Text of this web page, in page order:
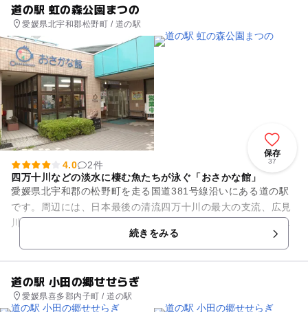
道の駅 虹の森公園まつの
愛媛県北宇和郡松野町 / 道の駅
保存
37
4.0
2件
四万十川などの淡水に棲む魚たちが泳ぐ「おさかな館」
愛媛県北宇和郡の松野町を走る国道381号線沿いにある道の駅
です。周辺には、日本最後の清流四万十川の最大の支流、広見
川が流れ、優れた自然景観や貴重な生態系が残っています。天
然ウナギや川ガニ、鮎など...続きをみる
道の駅 小田の郷せせらぎ
愛媛県喜多郡内子町 / 道の駅